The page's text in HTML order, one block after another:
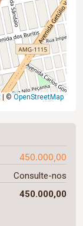
© OpenStreetMap
450.000,00
Consulte-nos
450.000,00